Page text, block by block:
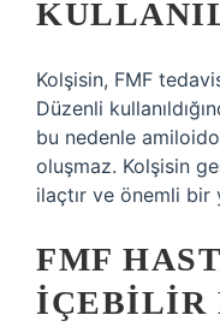
Kolşisin, FMF
Düzenli
bu nedenle
oluşmaz. Kolşisin
ilaçtır ve önemli
FMF
IÇEBILIR